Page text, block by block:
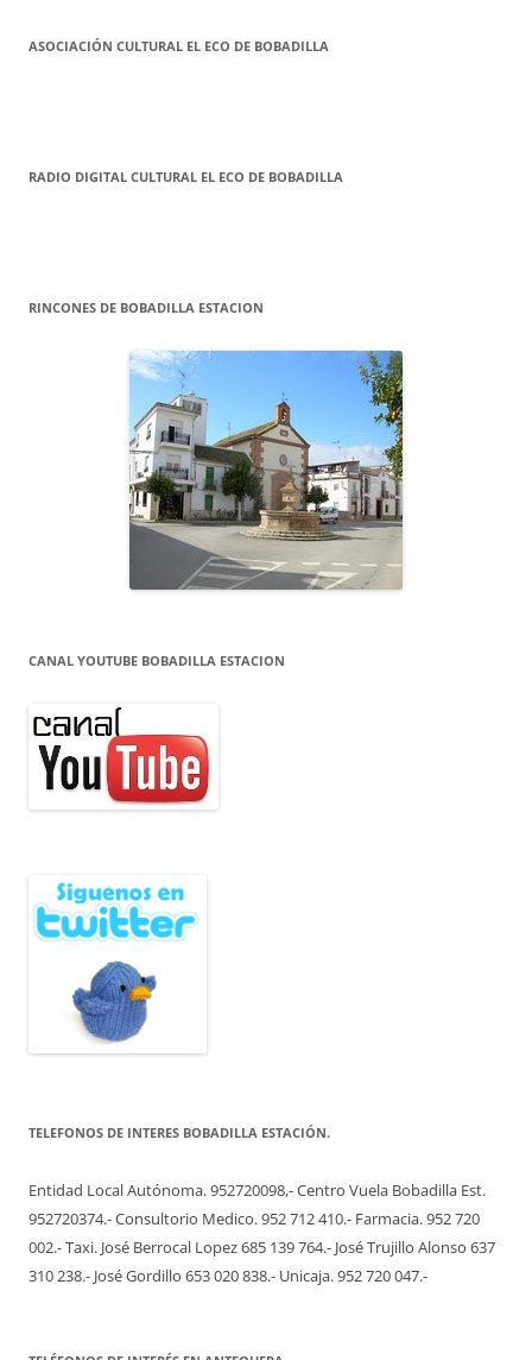
ASOCIACIÓN CULTURAL EL ECO DE BOBADILLA
RADIO DIGITAL CULTURAL EL ECO DE BOBADILLA
RINCONES DE BOBADILLA ESTACION
CANAL YOUTUBE BOBADILLA ESTACION
TELEFONOS DE INTERES BOBADILLA ESTACIÓN.
Entidad Local Autónoma. 952720098,- Centro Vuela Bobadilla Est.
952720374.- Consultorio Medico. 952 712 410.- Farmacia. 952 720
002.- Taxi. José Berrocal Lopez 685 139 764.- José Trujillo Alonso 637
310 238.- José Gordillo 653 020 838.- Unicaja. 952 720 047.-